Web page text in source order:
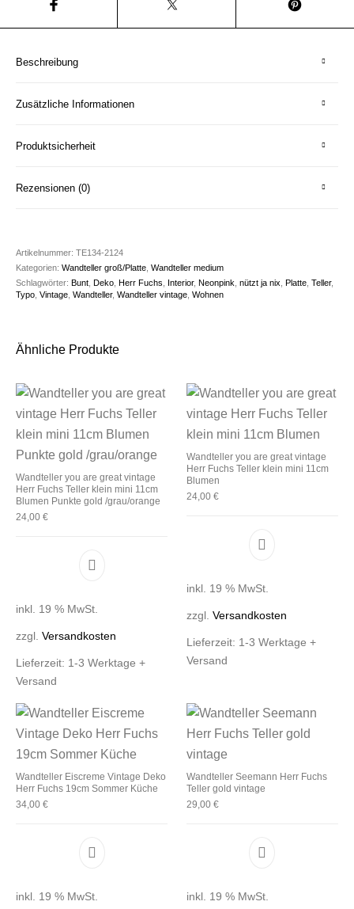
Beschreibung
Zusätzliche Informationen
Produktsicherheit
Rezensionen (0)
Artikelnummer:TE134-2124
Kategorien:Wandteller groß/Platte ,Wandteller medium
Schlagwörter:Bunt ,Deko ,Herr Fuchs Interior,Neonpink ,nützt ja nix ,Platte ,Teller,
Typo ,Vintage ,Wandteller,Wandteller vintage ,Wohnen
Ähnliche Produkte
Wandteller you are great vintage
Herr Fuchs Teller klein mini 11cm
Blumen Punkte gold /grau/orange
24,00€
inkl. 19 % MwSt.
zzgl.Versandkosten
Lieferzeit: 1-3 Werktage +
Versand
Wandteller you are great vintage
Herr Fuchs Teller klein mini 11cm
Blumen
24,00 €
inkl. 19 % MwSt.
zzgl. Versandkosten
Lieferzeit: 1-3 Werktage +
Versand
Wandteller Eiscreme Vintage Deko
Herr Fuchs 19cm Sommer Küche
34,00€
inkl. 19 % MwSt.
Wandteller Seemann Herr Fuchs
Teller gold vintage
29,00 €
inkl. 19 % MwSt.